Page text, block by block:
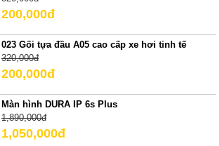
200,000đ
023 Gối tựa đầu A05 cao cấp xe hơi tinh tế
320,000đ
200,000đ
Màn hình DURA IP 6s Plus
1,890,000đ
1,050,000đ